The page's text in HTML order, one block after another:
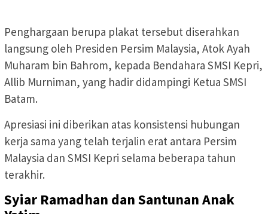
Penghargaan berupa plakat tersebut diserahkan
langsung oleh Presiden Persim Malaysia, Atok Ayah
Muharam bin Bahrom, kepada Bendahara SMSI Kepri,
Allib Murniman, yang hadir didampingi Ketua SMSI
Batam.
Apresiasi ini diberikan atas konsistensi hubungan
kerja sama yang telah terjalin erat antara Persim
Malaysia dan SMSI Kepri selama beberapa tahun
terakhir.
Syiar Ramadhan dan Santunan Anak